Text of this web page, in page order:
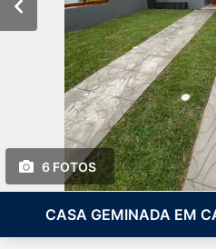
6 FOTOS
CASA GEMINADA EM